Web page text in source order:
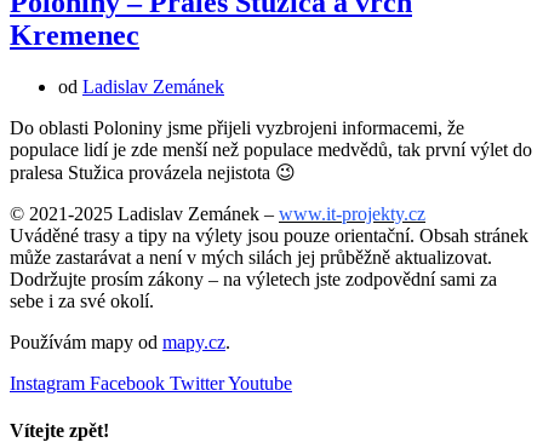
Kremenec
od Ladislav Zemánek
Do oblasti Poloniny jsme přijeli vyzbrojeni informacemi, že
populace lidí je zde menší než populace medvědů, tak první výlet do
pralesa Stužica provázela nejistota 😉
© 2021-2025 Ladislav Zemánek – www.it-projekty.cz
Uváděné trasy a tipy na výlety jsou pouze orientační. Obsah stránek
může zastarávat a není v mých silách jej průběžně aktualizovat.
Dodržujte prosím zákony – na výletech jste zodpovědní sami za
sebe i za své okolí.
Používám mapy od mapy.cz.
Instagram Facebook TwitterYoutube
Vítejte zpět!